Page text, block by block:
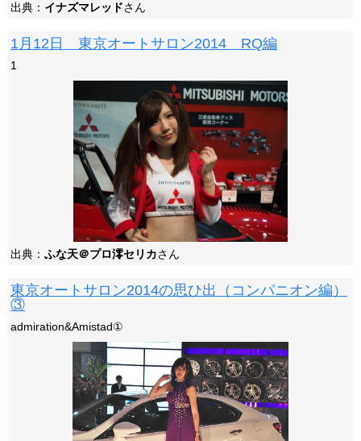
出典： イナズマレッドさん
1月12日 東京オートサロン2014 RQ編
1
出典： ふな天＠プロ澪セリカさん
東京オートサロン2014の思ひ出（コンパニオン編）
③
admiration&Amistad①